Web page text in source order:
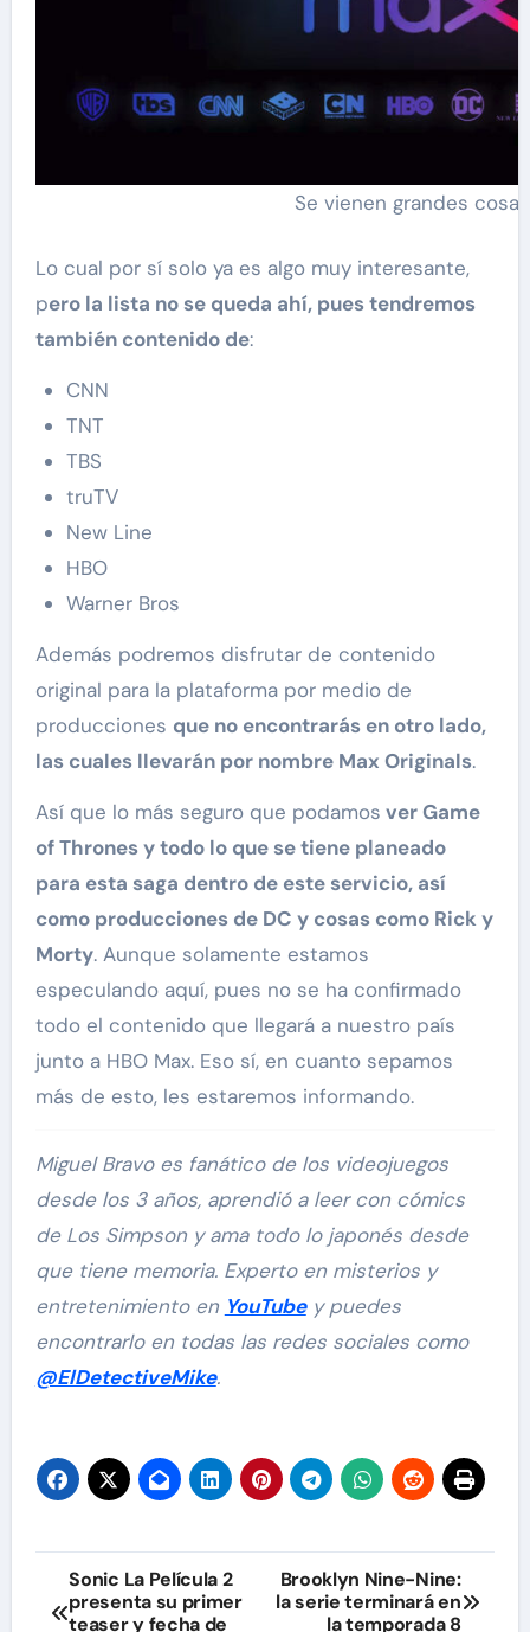
Se vienen grandes
Lo cual por sí solo ya es algo muy interesante,
pero la lista no se queda ahí, pues tendremos
también contenido de:
CNN
TNT
TBS
truTV
New Line
HBO
Warner Bros
Además podremos disfrutar de contenido
original para la plataforma por medio de
producciones que no encontrarás en otro lado,
las cuales llevarán por nombre Max Originals.
Así que lo más seguro que podamos ver Game
of Thrones y todo lo que se tiene planeado
para esta saga dentro de este servicio, así
como producciones de DC y cosas como Rick y
Morty. Aunque solamente estamos
especulando aquí, pues no se ha confirmado
todo el contenido que llegará a nuestro país
junto a HBO Max. Eso sí, en cuanto sepamos
más de esto, les estaremos informando.
Miguel Bravo es fanático de los videojuegos
desde los 3 años, aprendió a leer con cómics
de Los Simpson y ama todo lo japonés desde
que tiene memoria. Experto en misterios y
entretenimiento en YouTubey puedes
encontrarlo en todas las redes sociales como
@ElDetectiveMike.
Navegación
Sonic La Película 2
presenta su primer
teaser y fecha de
Brooklyn Nine-Nine:
la serie terminará en
la temporada 8